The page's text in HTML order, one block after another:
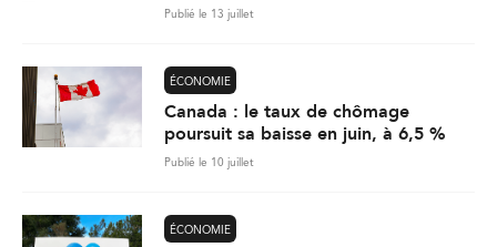
Publié le 13 juillet
ÉCONOMIE
Canada : le taux de chômage
poursuit sa baisse en juin, à 6,5 %
Publié le 10 juillet
ÉCONOMIE